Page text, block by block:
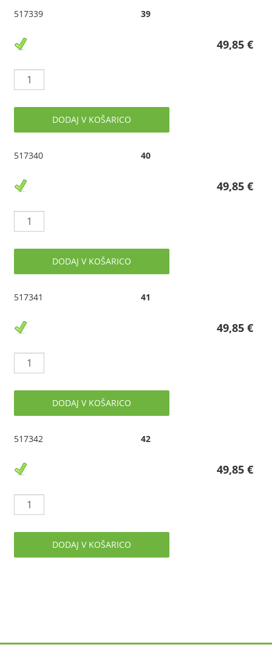
517339 39
49,85 €
DODAJ V KOŠARICO
517340 40
49,85 €
DODAJ V KOŠARICO
517341 41
49,85 €
DODAJ V KOŠARICO
517342 42
49,85 €
DODAJ V KOŠARICO